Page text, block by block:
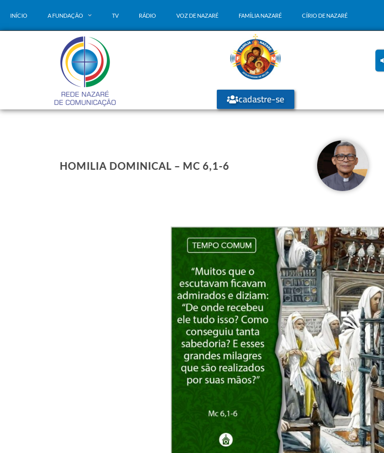
INÍCIO A FUNDAÇÃO TV RÁDIO VOZ DE NAZARÉ FAMÍLIA NAZARÉ CÍRIO DE NAZARÉ
cadastre-se
HOMILIA DOMINICAL – MC 6,1-6